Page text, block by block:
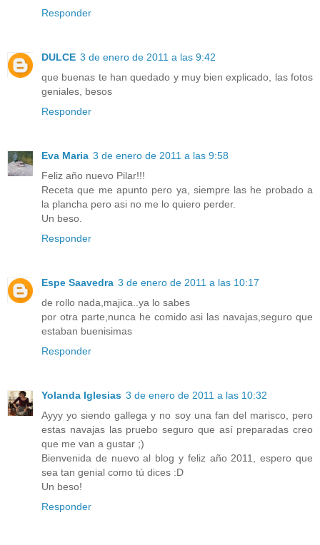
Responder
DULCE 3 de enero de 2011 a las 9:42
que buenas te han quedado y muy bien explicado, las fotos
geniales, besos
Responder
Eva Maria 3 de enero de 2011 a las 9:58
Feliz año nuevo Pilar!!!
Receta que me apunto pero ya, siempre las he probado a
la plancha pero asi no me lo quiero perder.
Un beso.
Responder
Espe Saavedra 3 de enero de 2011 a las 10:17
de rollo nada,majica..ya lo sabes
por otra parte,nunca he comido asi las navajas,seguro que
estaban buenisimas
Responder
Yolanda Iglesias 3 de enero de 2011 a las 10:32
Ayyy yo siendo gallega y no soy una fan del marisco, pero
estas navajas las pruebo seguro que así preparadas creo
que me van a gustar ;)
Bienvenida de nuevo al blog y feliz año 2011, espero que
sea tan genial como tú dices :D
Un beso!
Responder